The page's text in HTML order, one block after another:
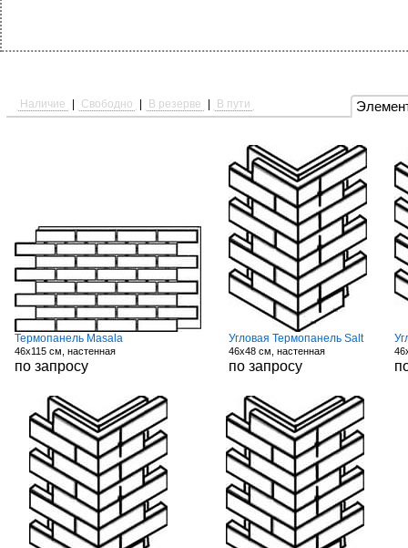
Наличие Свободно В резерве В пути
Термопанель Masala
46x115 см, настенная
по запросу
Угловая Термопанель Salt
46x48 см, настенная
по запросу